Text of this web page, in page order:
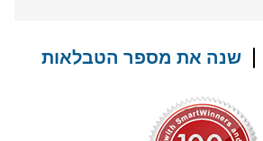
שנה את מספר הטבלאות